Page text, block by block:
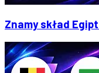
Znamy skład